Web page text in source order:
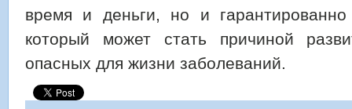
время и деньги, но и гарантированно
который может стать причиной
опасных для жизни заболеваний.